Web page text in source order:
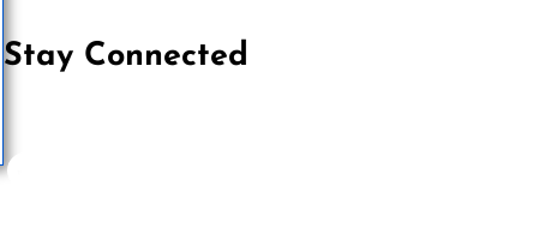
Stay Connected
Follow us on Facebook